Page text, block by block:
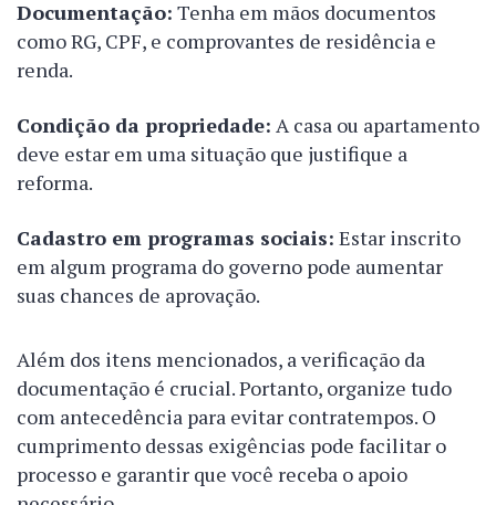
Documentação: Tenha em mãos documentos
como RG, CPF, e comprovantes de residência e
renda.
Condição da propriedade: A casa ou apartamento
deve estar em uma situação que justifique a
reforma.
Cadastro em programas sociais: Estar inscrito
em algum programa do governo pode aumentar
suas chances de aprovação.
Além dos itens mencionados, a verificação da
documentação é crucial. Portanto, organize tudo
com antecedência para evitar contratempos. O
cumprimento dessas exigências pode facilitar o
processo e garantir que você receba o apoio